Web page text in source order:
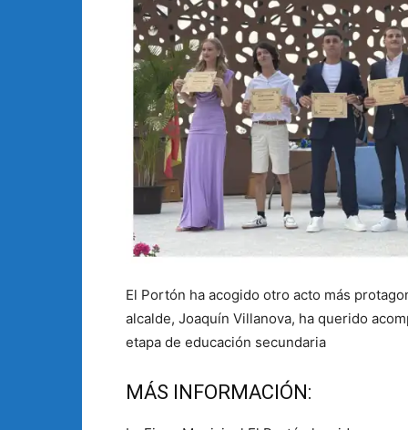
El Portón ha acogido otro acto más
alcalde, Joaquín Villanova, ha querido
etapa de educación secundaria
MÁS INFORMACIÓN: